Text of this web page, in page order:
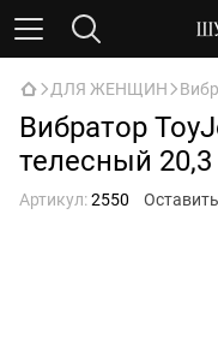
ДЛЯ ЖЕНЩИН
Вибратор
телесный
Артикул:2550